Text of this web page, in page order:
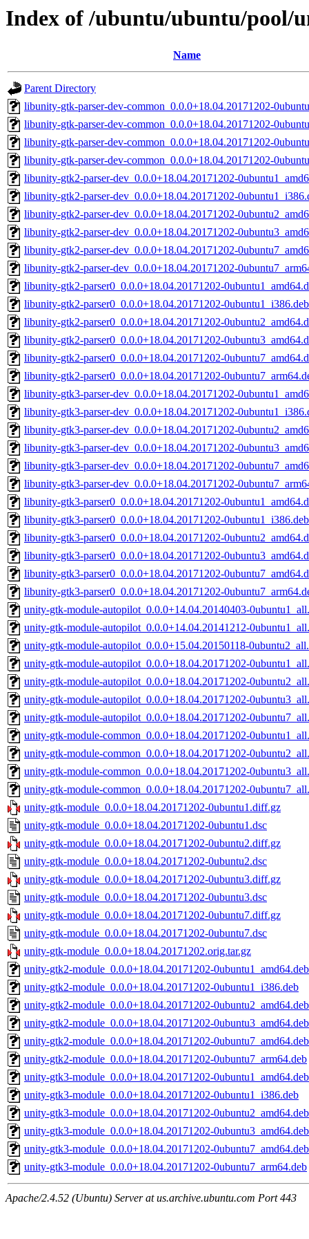
Index of /ubuntu/ubuntu/pool/
Name
Parent Directory
libunity-gtk-parser-dev-common_0.0.0+18.04.20171202-
libunity-gtk-parser-dev-common_0.0.0+18.04.20171202-
libunity-gtk-parser-dev-common_0.0.0+18.04.20171202-
libunity-gtk-parser-dev-common_0.0.0+18.04.20171202-
libunity-gtk2-parser-dev_0.0.0+18.04.20171202-
libunity-gtk2-parser-dev_0.0.0+18.04.20171202-
libunity-gtk2-parser-dev_0.0.0+18.04.20171202-
libunity-gtk2-parser-dev_0.0.0+18.04.20171202-
libunity-gtk2-parser-dev_0.0.0+18.04.20171202-
libunity-gtk2-parser-dev_0.0.0+18.04.20171202-
libunity-gtk2-parser0_0.0.0+18.04.20171202-
libunity-gtk2-parser0_0.0.0+18.04.20171202-0ubuntu1_i386.deb
libunity-gtk2-parser0_0.0.0+18.04.20171202-
libunity-gtk2-parser0_0.0.0+18.04.20171202-
libunity-gtk2-parser0_0.0.0+18.04.20171202-
libunity-gtk2-parser0_0.0.0+18.04.20171202-
libunity-gtk3-parser-dev_0.0.0+18.04.20171202-
libunity-gtk3-parser-dev_0.0.0+18.04.20171202-
libunity-gtk3-parser-dev_0.0.0+18.04.20171202-
libunity-gtk3-parser-dev_0.0.0+18.04.20171202-
libunity-gtk3-parser-dev_0.0.0+18.04.20171202-
libunity-gtk3-parser-dev_0.0.0+18.04.20171202-
libunity-gtk3-parser0_0.0.0+18.04.20171202-
libunity-gtk3-parser0_0.0.0+18.04.20171202-0ubuntu1_i386.deb
libunity-gtk3-parser0_0.0.0+18.04.20171202-
libunity-gtk3-parser0_0.0.0+18.04.20171202-
libunity-gtk3-parser0_0.0.0+18.04.20171202-
libunity-gtk3-parser0_0.0.0+18.04.20171202-
unity-gtk-module-autopilot_0.0.0+14.04.20140403-
unity-gtk-module-autopilot_0.0.0+14.04.20141212-
unity-gtk-module-autopilot_0.0.0+15.04.20150118-
unity-gtk-module-autopilot_0.0.0+18.04.20171202-
unity-gtk-module-autopilot_0.0.0+18.04.20171202-
unity-gtk-module-autopilot_0.0.0+18.04.20171202-
unity-gtk-module-autopilot_0.0.0+18.04.20171202-
unity-gtk-module-common_0.0.0+18.04.20171202-
unity-gtk-module-common_0.0.0+18.04.20171202-
unity-gtk-module-common_0.0.0+18.04.20171202-
unity-gtk-module-common_0.0.0+18.04.20171202-
unity-gtk-module_0.0.0+18.04.20171202-0ubuntu1.diff.gz
unity-gtk-module_0.0.0+18.04.20171202-0ubuntu1.dsc
unity-gtk-module_0.0.0+18.04.20171202-0ubuntu2.diff.gz
unity-gtk-module_0.0.0+18.04.20171202-0ubuntu2.dsc
unity-gtk-module_0.0.0+18.04.20171202-0ubuntu3.diff.gz
unity-gtk-module_0.0.0+18.04.20171202-0ubuntu3.dsc
unity-gtk-module_0.0.0+18.04.20171202-0ubuntu7.diff.gz
unity-gtk-module_0.0.0+18.04.20171202-0ubuntu7.dsc
unity-gtk-module_0.0.0+18.04.20171202.orig.tar.gz
unity-gtk2-module_0.0.0+18.04.20171202-0ubuntu1_amd64.deb
unity-gtk2-module_0.0.0+18.04.20171202-0ubuntu1_i386.deb
unity-gtk2-module_0.0.0+18.04.20171202-0ubuntu2_amd64.deb
unity-gtk2-module_0.0.0+18.04.20171202-0ubuntu3_amd64.deb
unity-gtk2-module_0.0.0+18.04.20171202-0ubuntu7_amd64.deb
unity-gtk2-module_0.0.0+18.04.20171202-0ubuntu7_arm64.deb
unity-gtk3-module_0.0.0+18.04.20171202-0ubuntu1_amd64.deb
unity-gtk3-module_0.0.0+18.04.20171202-0ubuntu1_i386.deb
unity-gtk3-module_0.0.0+18.04.20171202-0ubuntu2_amd64.deb
unity-gtk3-module_0.0.0+18.04.20171202-0ubuntu3_amd64.deb
unity-gtk3-module_0.0.0+18.04.20171202-0ubuntu7_amd64.deb
unity-gtk3-module_0.0.0+18.04.20171202-0ubuntu7_arm64.deb
Apache/2.4.52 (Ubuntu) Server at us.archive.ubuntu.com Port 443